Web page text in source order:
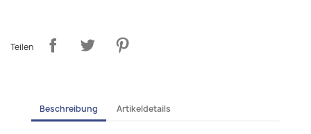
Teilen
Beschreibung Artikeldetails